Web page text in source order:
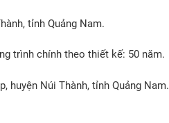
tỉnh Quảng Nam.
trình chính theo thiết kế: 50 năm.
huyện Núi Thành, tỉnh Quảng Nam.